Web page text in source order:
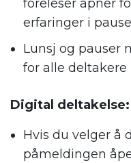
foreleser åpner
erfaringer i
Lunsj og pauser
for alle deltakere
Digital deltakelse:
Hvis du velger å
påmeldingen